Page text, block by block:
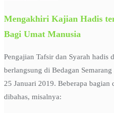
Mengakhiri Kajian Hadis
Bagi Umat Manusia
Pengajian Tafsir dan Syarah hadis
berlangsung di Bedagan
25 Januari 2019. Beberapa bagian
dibahas, misalnya: